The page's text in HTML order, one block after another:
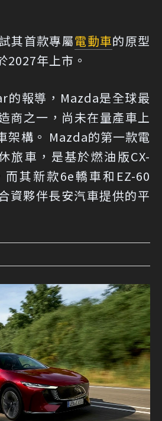
其首款專屬電動車的原型
2027年上市。
的報導 ，Mazda是全球最
商之一，尚未在量產車上
架構。 Mazda的第一款電
旅車，是基於燃油版CX-
其新款6e轎車和EZ-60
資夥伴長安汽車提供的平